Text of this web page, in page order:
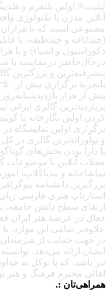
لیلیت® اولین پلتفرم و
آنلاین مدرن با تکنولوژی
مصنوعی است که با
(چنداتاقه و چندطبقه، با
دکوراسیون و اشیاء) و با
درحال‌حاضر درمقایسه با
پیشرفته‌ترین و بزرگترین
بیش از هزار
پربازدیدترین گالری ایرانی
کردن اولین نگارخانه با
برگزاری اولین نمایشگاه
و نوآورانه‌ترین گالری در
با دارا بودن بخش‌های
مجلات آنلاین با موضوعات
تماشاخانه و مدیاکلاب،
بزرگترین دانشنامه
استارتاپ هنری فارسی
ارتقای سطح دانش جامعه،
فعال در عرصهٔ هنر ایران
علاوه‌بر تمامی این موارد،
در جهت حمایت از هنرمندان
ایشان ارائه می‌دهد،
نیز باشد، که با توکل به
اهالی محترم فرهنگ و هنر
همراهی‌تان :.